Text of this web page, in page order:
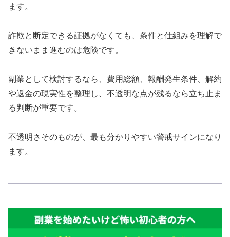
ます。
詐欺と断定できる証拠がなくても、条件と仕組みを理解で
きないまま進むのは危険です。
副業として検討するなら、費用総額、報酬発生条件、解約
や返金の現実性を整理し、不透明な点が残るなら立ち止ま
る判断が重要です。
不透明さそのものが、最も分かりやすい警戒サインになり
ます。